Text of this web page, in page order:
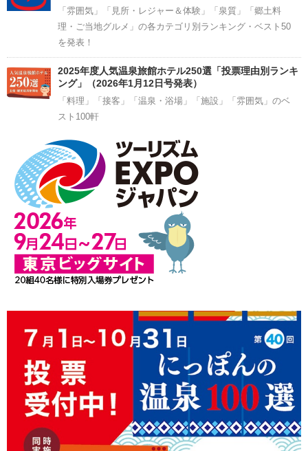
「雰囲気」「見所・レジャー＆体験」「泉質」「郷土料
理・ご当地グルメ」の各カテゴリ別ランキング・ベスト50
を発表！
2025年度人気温泉旅館ホテル250選「投票理由別ランキ
ング」（2026年1月12日号発表）
「料理」「接客」「温泉・浴場」「施設」「雰囲気」のベ
スト100軒